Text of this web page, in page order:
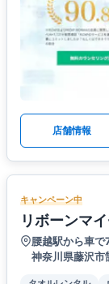
店舗情報
キャンペーン中
リボーンマ
腰越駅から車で
神奈川県藤沢市